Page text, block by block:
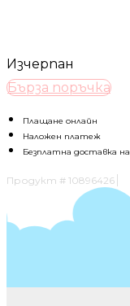
Изчерпан
Бърза поръчка
Плащане онлайн
Наложен платеж
Безплатна доставка
Продукт # 10896426